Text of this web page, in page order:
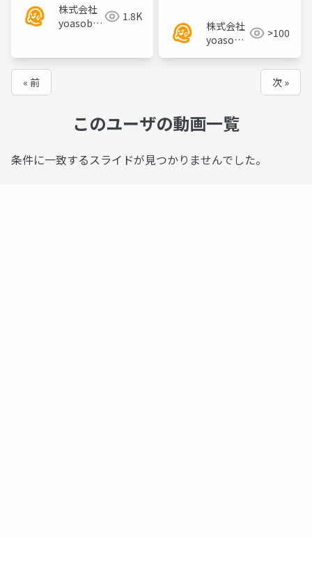
株式会社
yoasobi
1.8K
株式会社
yoasobi
>100
« 前 次 »
このユーザの動画一覧
条件に一致するスライドが見つかりませんでした。